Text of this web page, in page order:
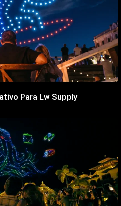
Para Lw Supply